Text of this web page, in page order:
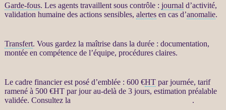
Garde-fous. Les agentstravaillent sous contrôle : journal d’activité,
validation humaine des actions sensibles, alertesen cas d’anomalie.
Transfert. Vous gardez la maîtrise dans la durée : documentation,
montée en compétence de l’équipe, procédures claires.
Le cadre financier est posé d’emblée : 600 €HTpar journée, tarif
ramené à 500 €HTpar jour au-delà de 3 jours, estimation préalable
validée. Consultez la
.